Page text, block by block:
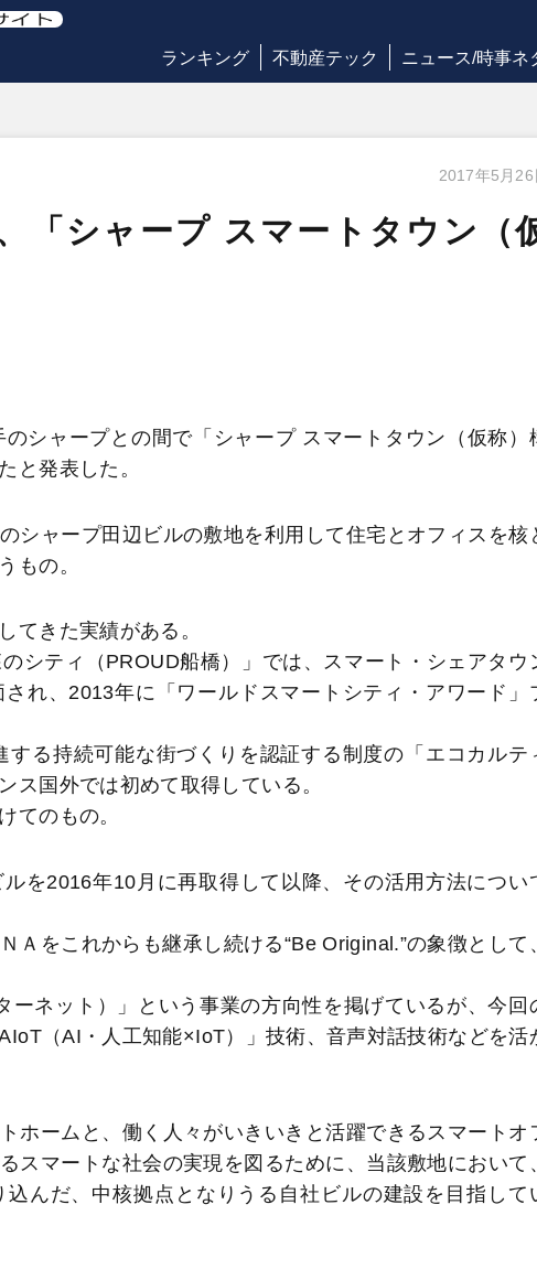
ランキング 不動産テック ニュース/時事ネ
2017年5月26
「シャープ スマートタウン（
シャープとの間で「シャープ スマートタウン（仮称）
と発表した。
シャープ田辺ビルの敷地を利用して住宅とオフィスを核
もの。
てきた実績がある。
シティ（PROUD船橋）」では、スマート・シェアタウ
れ、2013年に「ワールドスマートシティ・アワード」
る持続可能な街づくりを認証する制度の「エコカルテ
ス国外では初めて取得している。
てのもの。
を2016年10月に再取得して以降、その活用方法につい
をこれからも継承し続ける“Be Original.”の象徴として
ネット）」という事業の方向性を掲げているが、今回
（AI・人工知能×IoT）」技術、音声対話技術などを活
ホームと、働く人々がいきいきと活躍できるスマートオ
スマートな社会の実現を図るために、当該敷地において
んだ、中核拠点となりうる自社ビルの建設を目指して